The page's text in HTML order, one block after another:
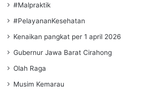
#Malpraktik
#PelayananKesehatan
Kenaikan pangkat per 1 april 2026
Gubernur Jawa Barat Cirahong
Olah Raga
Musim Kemarau